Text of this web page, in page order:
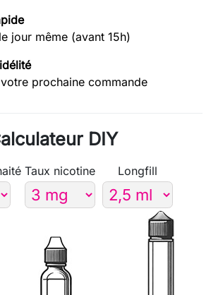
jour même (avant 15h)
prochaine commande
DIY
Taux nicotine Longfill